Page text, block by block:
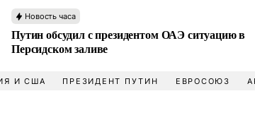
Новость часа
Путин обсудил с президентом ОАЭ ситуацию в
Персидском заливе
И США ПРЕЗИДЕНТ ПУТИН ЕВРОСОЮЗ